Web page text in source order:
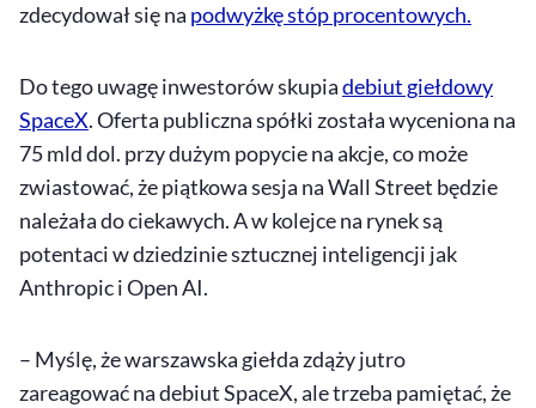
zdecydował się na podwyżkę stóp procentowych.
Do tego uwagę inwestorów skupiadebiut giełdowy
SpaceX. Oferta publiczna spółki została wyceniona na
75 mld dol. przy dużym popycie na akcje, co może
zwiastować, że piątkowa sesja na Wall Street będzie
należała do ciekawych. A w kolejce na rynek są
potentaci w dziedzinie sztucznej inteligencji jak
Anthropic i Open AI.
– Myślę, że warszawska giełda zdąży jutro
zareagować na debiut SpaceX, ale trzeba pamiętać, że